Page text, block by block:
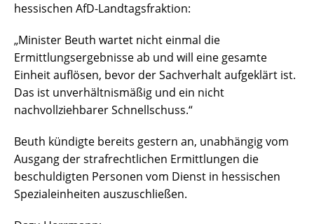
hessischen AfD-Landtagsfraktion:
„Minister Beuth wartet nicht einmal die
Ermittlungsergebnisse ab und will eine gesamte
Einheit auflösen, bevor der Sachverhalt aufgeklärt ist.
Das ist unverhältnismäßig und ein nicht
nachvollziehbarer Schnellschuss.“
Beuth kündigte bereits gestern an, unabhängig vom
Ausgang der strafrechtlichen Ermittlungen die
beschuldigten Personen vom Dienst in hessischen
Spezialeinheiten auszuschließen.